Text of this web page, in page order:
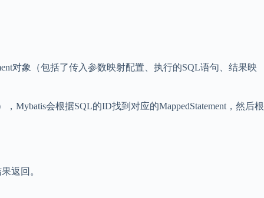
对象（包括了传入参数映射配置、执行的SQL语句、结果映
Mybatis会根据SQL的ID找到对应的MappedStatement，然后根
返回。